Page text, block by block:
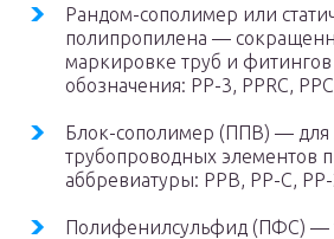
Рандом-сополимер или
полипропилена —
маркировке труб и фитингов
обозначения: РР-3, PPRC,
Блок-сополимер (ППВ) —
трубопроводных элементов
аббревиатуры: РРВ, РР-С,
Полифенилсульфид (ПФС) —